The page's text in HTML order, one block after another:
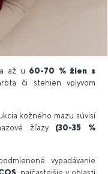
až u 60-70 % žien s
či stehien vplyvom
kožného mazu súvisí
žľazy (30-35 %
vypadávanie